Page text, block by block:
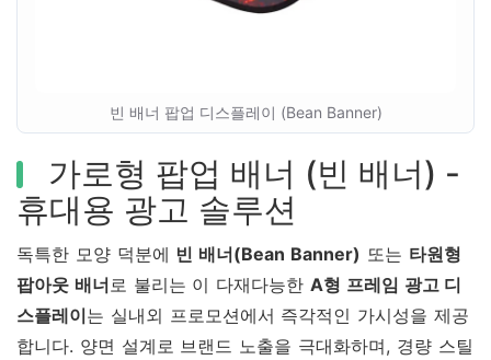
빈 배너 팝업 디스플레이 (Bean Banner)
가로형 팝업 배너 (빈 배너) -
휴대용 광고 솔루션
독특한 모양 덕분에 빈 배너(Bean Banner) 또는 타원형
팝아웃 배너 로 불리는 이 다재다능한A형 프레임 광고 디
스플레이는 실내외 프로모션에서 즉각적인 가시성을 제공
합니다. 양면 설계로 브랜드 노출을 극대화하며, 경량 스틸